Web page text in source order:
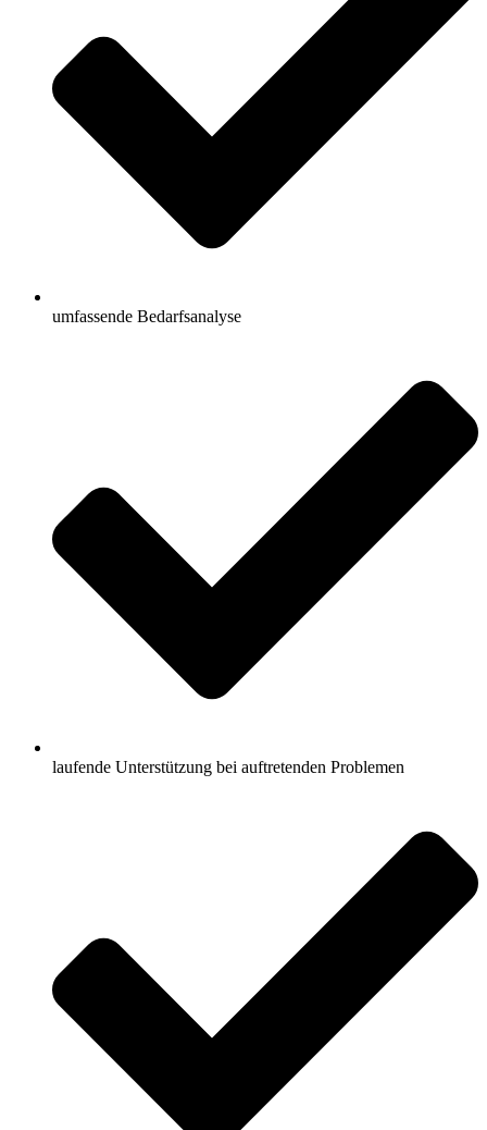
umfassende Bedarfsanalyse
laufende Unterstützung bei auftretenden Problemen